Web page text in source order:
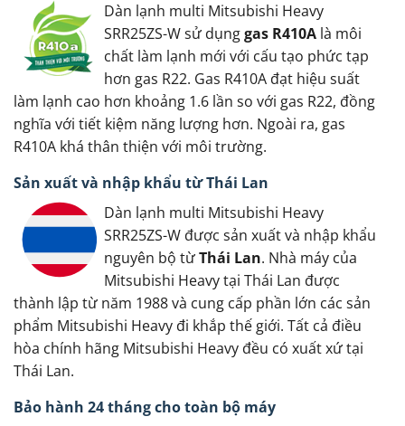
Dàn lạnh multi Mitsubishi Heavy
SRR25ZS-W sử dụnggas R410A là môi
chất làm lạnh mới với cấu tạo phức tạp
hơn gas R22. Gas R410A đạt hiệu suất
làm lạnh cao hơn khoảng 1.6 lần so với gas R22, đồng
nghĩa với tiết kiệm năng lượng hơn. Ngoài ra, gas
R410A khá thân thiện với môi trường.
Sản xuất và nhập khẩu từ Thái Lan
Dàn lạnh multi Mitsubishi Heavy
SRR25ZS-W được sản xuất và nhập khẩu
nguyên bộ từThái Lan. Nhà máy của
Mitsubishi Heavy tại Thái Lan được
thành lập từ năm 1988 và cung cấp phần lớn các sản
phẩm Mitsubishi Heavy đi khắp thế giới. Tất cả điều
hòa chính hãng Mitsubishi Heavy đều có xuất xứ tại
Thái Lan.
Bảo hành 24 tháng cho toàn bộ máy